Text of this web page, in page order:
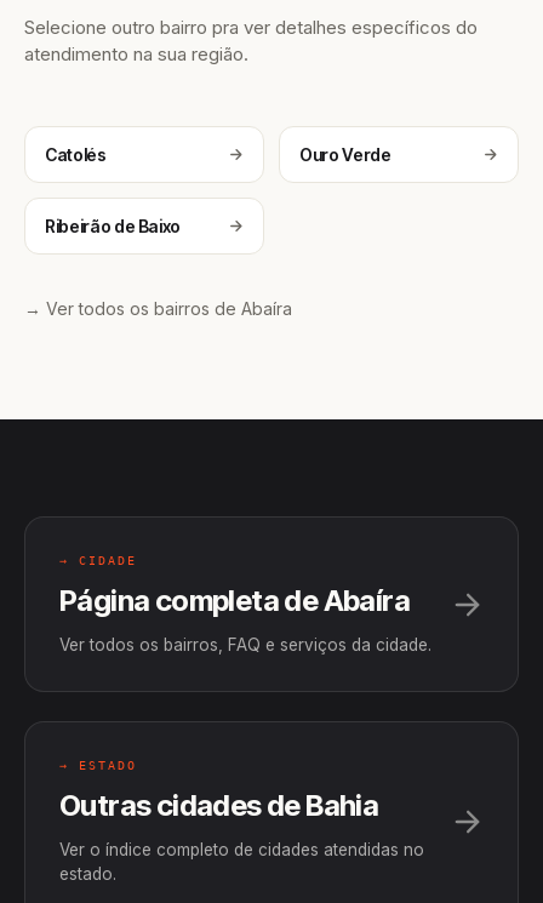
Selecione outro bairro pra ver detalhes específicos do
atendimento na sua região.
Catolés Ouro Verde
Ribeirão de Baixo
→ Ver todos os bairros de Abaíra
→ CIDADE
Página completa de Abaíra
Ver todos os bairros, FAQ e serviços da cidade.
→ ESTADO
Outras cidades de Bahia
Ver o índice completo de cidades atendidas no
estado.